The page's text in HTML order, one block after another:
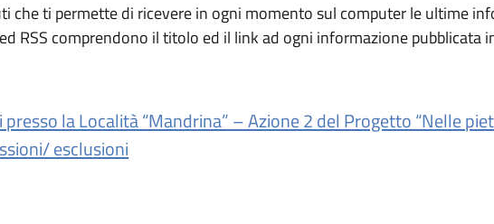
che ti permette di ricevere in ogni momento sul computer le ultime
RSS comprendono il titolo ed il link ad ogni informazione pubblicata
la Località “Mandrina” – Azione 2 del Progetto “Nelle
esclusioni